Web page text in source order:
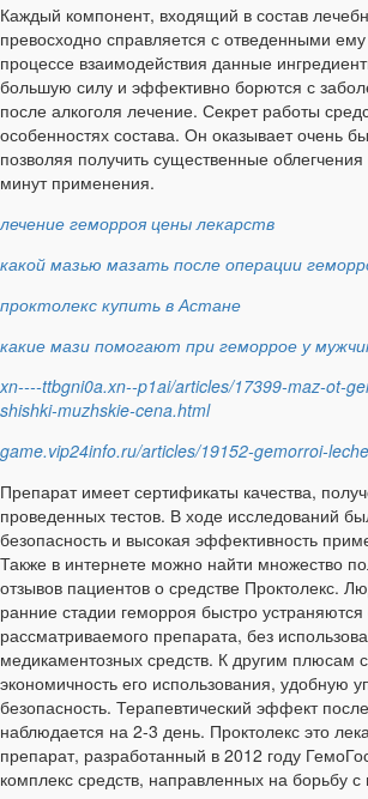
Каждый компонент, входящий в состав
превосходно справляется с отведенными
процессе взаимодействия данные
большую силу и эффективно борются с
после алкоголя лечение. Секрет работы
особенностях состава. Он оказывает очень
позволяя получить существенные
минут применения.
лечение геморроя цены лекарств
какой мазью мазать после операции
проктолекс купить в Астане
какие мази помогают при геморрое у
xn----ttbgni0a.xn--p1ai/articles/17399-maz-ot-
shishki-muzhskie-cena.html
game.vip24info.ru/articles/19152-gemorroi-
Препарат имеет сертификаты качества,
проведенных тестов. В ходе исследований
безопасность и высокая эффективность
Также в интернете можно найти множество
отзывов пациентов о средстве Проктолекс.
ранние стадии геморроя быстро
рассматриваемого препарата, без
медикаментозных средств. К другим плюсам
экономичность его использования, удобную
безопасность. Терапевтический эффект
наблюдается на 2-3 день. Проктолекс это
препарат, разработанный в 2012 году
комплекс средств, направленных на борьбу